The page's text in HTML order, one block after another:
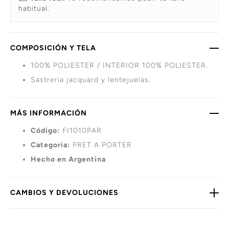
habitual.
COMPOSICIÓN Y TELA
100% POLIESTER / INTERIOR 100% POLIESTER.
Sastreria jacquard y lentejuelas.
MÁS INFORMACIÓN
Código: FI1010PAR
Categoría: PRET A PORTER
Hecho en Argentina
CAMBIOS Y DEVOLUCIONES